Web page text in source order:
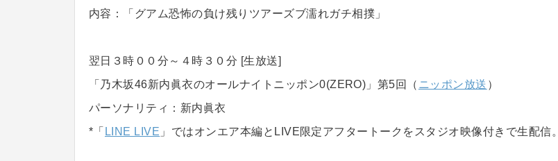
内容：「グアム恐怖の負け残りツアーズブ濡れガチ相撲」
翌日３時００分～４時３０分 [生放送]
「乃木坂46新内眞衣のオールナイトニッポン0(ZERO)」第5回（ ニッポン放送 ）
パーソナリティ：新内眞衣
*「 LINE LIVE 」ではオンエア本編とLIVE限定アフタートークをスタジオ映像付きで生配信。